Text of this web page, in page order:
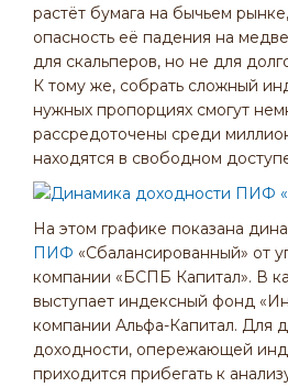
растёт бумага на бычьем
опасность её падения на
для скальперов, но не для
К тому же, собрать сложный
нужных пропорциях смогут
рассредоточены среди
находятся в свободном
На этом графике показана
ПИФ «Сбалансированный» от
компании «БСПБ Капитал». В
выступает индексный фонд
компании Альфа-Капитал. Для
доходности, опережающей
приходится прибегать к